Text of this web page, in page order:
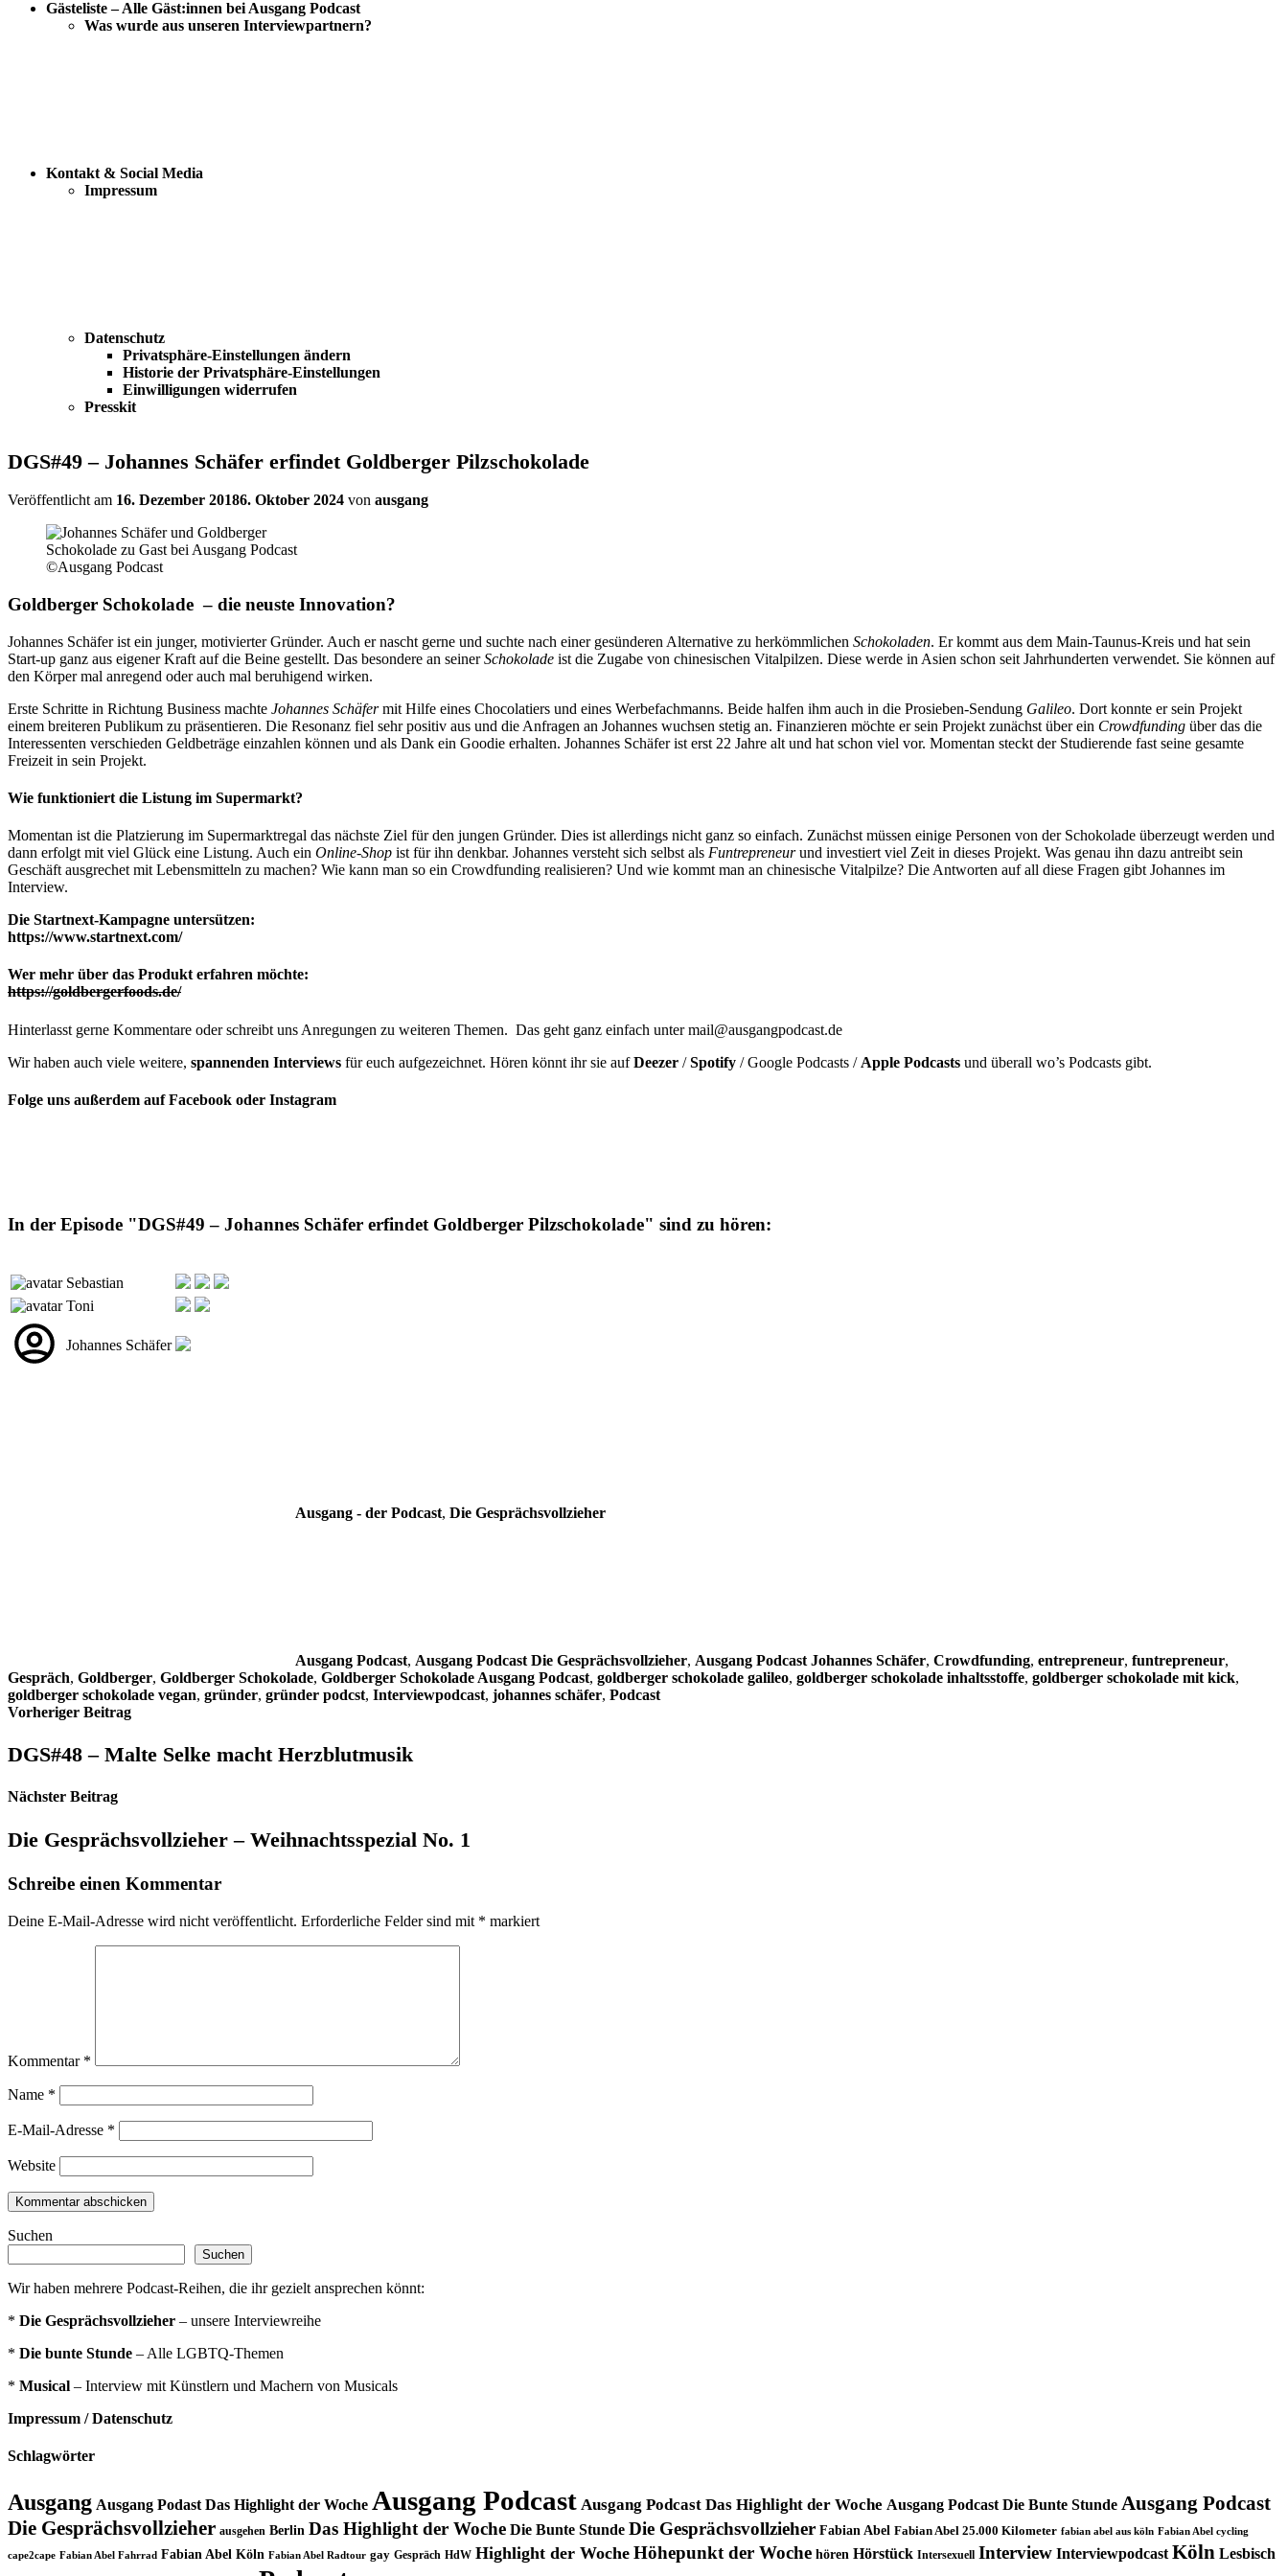
Gästeliste – Alle Gäst:innen bei Ausgang Podcast
Was wurde aus unseren Interviewpartnern?
Kontakt & Social Media
Impressum
Datenschutz
Privatsphäre-Einstellungen ändern
Historie der Privatsphäre-Einstellungen
Einwilligungen widerrufen
Presskit
DGS#49 – Johannes Schäfer erfindet Goldberger Pilzschokolade
Veröffentlicht am 16. Dezember 20186. Oktober 2024 von ausgang
©Ausgang Podcast
Goldberger Schokolade – die neuste Innovation?
Johannes Schäfer ist ein junger, motivierter Gründer. Auch er nascht gerne und suchte nach einer gesünderen Alternative zu herkömmlichen Schokoladen. Er kommt aus dem Main-Taunus-Kreis und hat sein
Start-up ganz aus eigener Kraft auf die Beine gestellt. Das besondere an seinerSchokolade ist die Zugabe von chinesischen Vitalpilzen. Diese werde in Asien schon seit Jahrhunderten verwendet. Sie können auf
den Körper mal anregend oder auch mal beruhigend wirken.
Erste Schritte in Richtung Business machte Johannes Schäfermit Hilfe eines Chocolatiers und eines Werbefachmanns. Beide halfen ihm auch in die Prosieben-Sendung Galileo. Dort konnte er sein Projekt
einem breiteren Publikum zu präsentieren. Die Resonanz fiel sehr positiv aus und die Anfragen an Johannes wuchsen stetig an. Finanzieren möchte er sein Projekt zunächst über ein Crowdfunding über das die
Interessenten verschieden Geldbeträge einzahlen können und als Dank ein Goodie erhalten. Johannes Schäfer ist erst 22 Jahre alt und hat schon viel vor. Momentan steckt der Studierende fast seine gesamte
Freizeit in sein Projekt.
Wie funktioniert die Listung im Supermarkt?
Momentan ist die Platzierung im Supermarktregal das nächste Ziel für den jungen Gründer. Dies ist allerdings nicht ganz so einfach. Zunächst müssen einige Personen von der Schokolade überzeugt werden und
dann erfolgt mit viel Glück eine Listung. Auch ein Online-Shop ist für ihn denkbar. Johannes versteht sich selbst als Funtrepreneurund investiert viel Zeit in dieses Projekt. Was genau ihn dazu antreibt sein
Geschäft ausgrechet mit Lebensmitteln zu machen? Wie kann man so ein Crowdfunding realisieren? Und wie kommt man an chinesische Vitalpilze? Die Antworten auf all diese Fragen gibt Johannes im
Interview.
Die Startnext-Kampagne untersützen:
https://www.startnext.com/
Wer mehr über das Produkt erfahren möchte:
https://goldbergerfoods.de/
Hinterlasst gerne Kommentare oder schreibt uns Anregungen zu weiteren Themen. Das geht ganz einfach unter mail@ausgangpodcast.de
Wir haben auch viele weitere, spannenden Interviews für euch aufgezeichnet. Hören könnt ihr sie aufDeezer /Spotify / Google Podcasts / Apple Podcasts und überall wo’s Podcasts gibt.
Folge uns außerdem aufFacebook oder Instagram
In der Episode "DGS#49 – Johannes Schäfer erfindet Goldberger Pilzschokolade" sind zu hören:
Sebastian
Toni
Johannes Schäfer
Ausgang - der Podcast, Die Gesprächsvollzieher
Ausgang Podcast, Ausgang Podcast Die Gesprächsvollzieher, Ausgang Podcast Johannes Schäfer, Crowdfunding, entrepreneur, funtrepreneur,
Gespräch, Goldberger, Goldberger Schokolade, Goldberger Schokolade Ausgang Podcast, goldberger schokolade galileo, goldberger schokolade inhaltsstoffe, goldberger schokolade mit kick,
goldberger schokolade vegan, gründer, gründer podcst, Interviewpodcast, johannes schäfer, Podcast
Beitragsnavigation
Vorheriger Beitrag
DGS#48 – Malte Selke macht Herzblutmusik
Nächster Beitrag
Die Gesprächsvollzieher – Weihnachtsspezial No. 1
Schreibe einen Kommentar
Deine E-Mail-Adresse wird nicht veröffentlicht. Erforderliche Felder sind mit * markiert
Kommentar *
Name *
E-Mail-Adresse *
Website
Suchen
Suchen
Wir haben mehrere Podcast-Reihen, die ihr gezielt ansprechen könnt:
* Die Gesprächsvollzieher – unsere Interviewreihe
* Die bunte Stunde – Alle LGBTQ-Themen
* Musical – Interview mit Künstlern und Machern von Musicals
Impressum / Datenschutz
Schlagwörter
Ausgang Ausgang Podast Das Highlight der Woche Ausgang Podcast Ausgang Podcast Das Highlight der Woche Ausgang Podcast Die Bunte Stunde Ausgang Podcast
Die Gesprächsvollzieher ausgehen Berlin Das Highlight der Woche Die Bunte Stunde Die Gesprächsvollzieher Fabian Abel Fabian Abel 25.000 Kilometer fabian abel aus köln Fabian Abel cycling
cape2cape Fabian Abel Fahrrad Fabian Abel Köln Fabian Abel Radtour gay Gespräch HdW Highlight der Woche Höhepunkt der Woche hören Hörstück Intersexuell Interview Interviewpodcast Köln Lesbisch